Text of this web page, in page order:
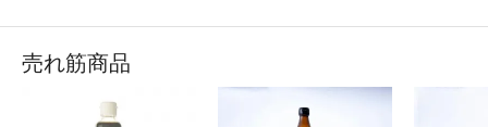
売れ筋商品